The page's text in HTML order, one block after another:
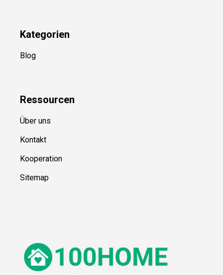
Kategorien
Blog
Ressourcen
Über uns
Kontakt
Kooperation
Sitemap